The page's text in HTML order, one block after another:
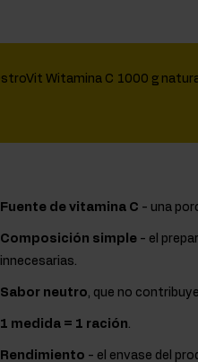
Fuente de vitamina C - una
Composición simple - el
innecesarias.
Sabor neutro, que no
1 medida = 1 ración.
Rendimiento - el envase del